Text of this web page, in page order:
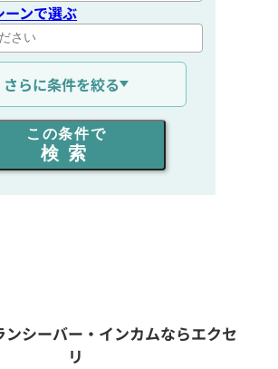
ーンで選ぶ
離を選ぶ
選ぶ
話人数を選ぶ
さらに条件を絞る
この条件で
検索
ンシーバー・インカムならエクセ
リ